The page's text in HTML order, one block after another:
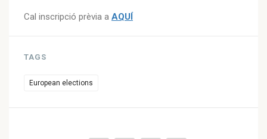
Cal inscripció prèvia a AQUÍ
TAGS
European elections